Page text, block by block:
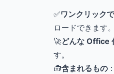
✅ワンクリック
ロードできます。
🚀どんな Office
す。
🧰含まれるもの